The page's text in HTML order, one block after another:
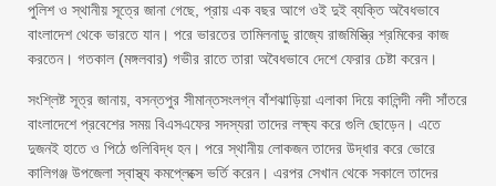
পুলিশ ও স্থানীয় সূত্রে জানা গেছে, প্রায় এক বছর আগে ওই দুই ব্যক্তি অবৈধভাবে
বাংলাদেশ থেকে ভারতে যান। পরে ভারতের তামিলনাড়ু রাজ্যে রাজমিস্ত্রি শ্রমিকের কাজ
করতেন। গতকাল (মঙ্গলবার) গভীর রাতে তারা অবৈধভাবে দেশে ফেরার চেষ্টা করেন।
সংশ্লিষ্ট সূত্র জানায়, বসন্তপুর সীমান্তসংলগ্ন বাঁশঝাড়িয়া এলাকা দিয়ে কালিন্দী নদী সাঁতরে
বাংলাদেশে প্রবেশের সময় বিএসএফের সদস্যরা তাদের লক্ষ্য করে গুলি ছোড়েন। এতে
দুজনই হাতে ও পিঠে গুলিবিদ্ধ হন। পরে স্থানীয় লোকজন তাদের উদ্ধার করে ভোরে
কালিগঞ্জ উপজেলা স্বাস্থ্য কমপ্লেক্সে ভর্তি করেন। এরপর সেখান থেকে সকালে তাদের